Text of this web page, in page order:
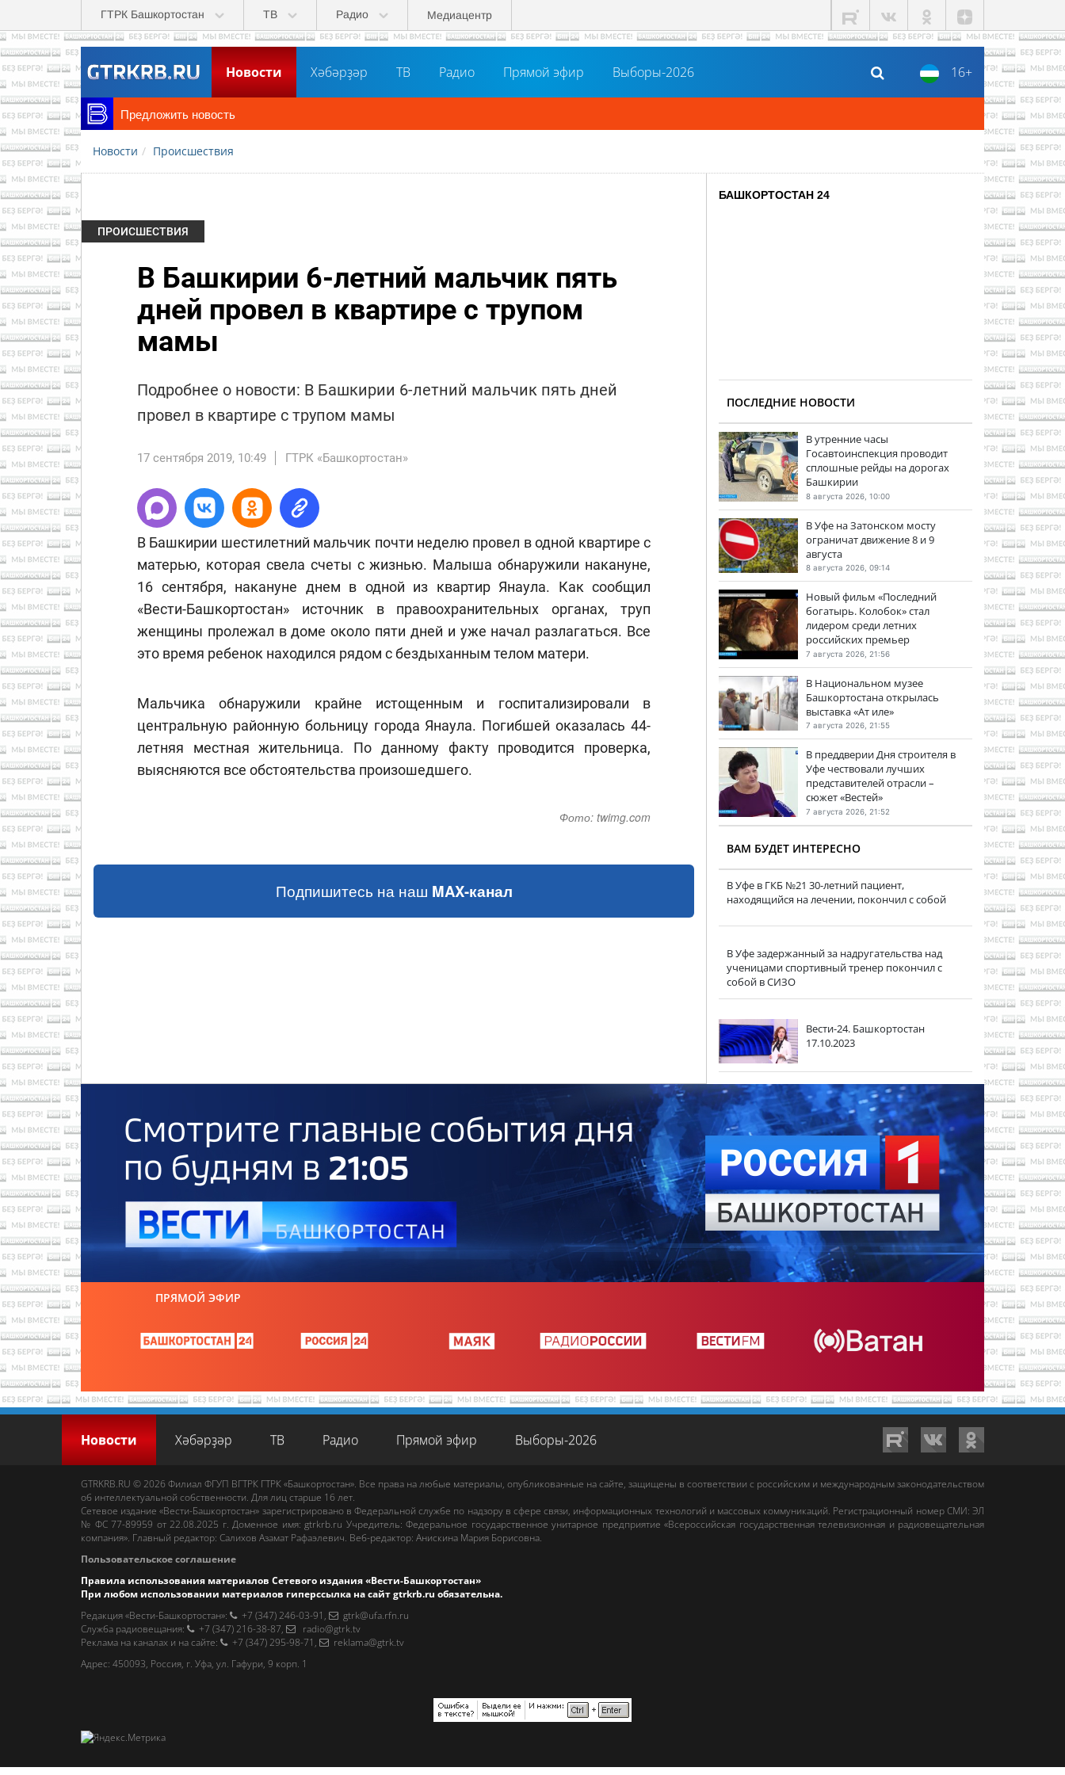
Перейти к основному содержанию
ГТРК Башкортостан ТВ Радио Медиацентр
16+
Новости Хәбәрҙәр ТВ Радио Прямой эфир Выборы-2026
Предложить новость
Новости Происшествия
ПРОИСШЕСТВИЯ
В Башкирии 6-летний мальчик пять
дней провел в квартире с трупом
мамы
Подробнее о новости: В Башкирии 6-летний мальчик пять дней
провел в квартире с трупом мамы
17 сентября 2019, 10:49 ГТРК «Башкортостан»
В Башкирии шестилетний мальчик почти неделю провел в одной квартире с
матерью, которая свела счеты с жизнью. Малыша обнаружили накануне,
16 сентября, накануне днем в одной из квартир Янаула. Как сообщил
«Вести-Башкортостан» источник в правоохранительных органах, труп
женщины пролежал в доме около пяти дней и уже начал разлагаться. Все
это время ребенок находился рядом с бездыханным телом матери.
Мальчика обнаружили крайне истощенным и госпитализировали в
центральную районную больницу города Янаула. Погибшей оказалась 44-
летняя местная жительница. По данному факту проводится проверка,
выясняются все обстоятельства произошедшего.
Фото: twimg.com
Подпишитесь на наш MAX-канал
БАШКОРТОСТАН 24
ПОСЛЕДНИЕ НОВОСТИ
В утренние часы
Госавтоинспекция проводит
сплошные рейды на дорогах
Башкирии
8 августа 2026, 10:00
В Уфе на Затонском мосту
ограничат движение 8 и 9
августа
8 августа 2026, 09:14
Новый фильм «Последний
богатырь. Колобок» стал
лидером среди летних
российских премьер
7 августа 2026, 21:56
В Национальном музее
Башкортостана открылась
выставка «Ат иле»
7 августа 2026, 21:55
В преддверии Дня строителя в
Уфе чествовали лучших
представителей отрасли –
сюжет «Вестей»
7 августа 2026, 21:52
ВАМ БУДЕТ ИНТЕРЕСНО
В Уфе в ГКБ №21 30-летний пациент,
находящийся на лечении, покончил с собой
В Уфе задержанный за надругательства над
ученицами спортивный тренер покончил с
собой в СИЗО
Вести-24. Башкортостан
17.10.2023
ПРЯМОЙ ЭФИР
Новости Хәбәрҙәр ТВ Радио Прямой эфир Выборы-2026
GTRKRB.RU © 2026 Филиал ФГУП ВГТРК ГТРК «Башкортостан». Все права на любые материалы, опубликованные на сайте, защищены в соответствии с российским и международным законодательством
об интеллектуальной собственности. Для лиц старше 16 лет.
Сетевое издание «Вести-Башкортостан» зарегистрировано в Федеральной службе по надзору в сфере связи, информационных технологий и массовых коммуникаций. Регистрационный номер СМИ: ЭЛ
№ ФС 77-89959 от 22.08.2025 г. Доменное имя:gtrkrb.ru Учредитель: Федеральное государственное унитарное предприятие «Всероссийская государственная телевизионная и радиовещательная
компания». Главный редактор: Салихов Азамат Рафаэлевич. Веб-редактор: Анискина Мария Борисовна.
Пользовательское соглашение
Правила использования материалов Сетевого издания «Вести-Башкортостан»
При любом использовании материалов гиперссылка на сайтgtrkrb.ru обязательна.
Редакция «Вести-Башкортостан»: +7 (347) 246-03-91 ,
gtrk@ufa.rfn.ru
Cлужба радиовещания: +7 (347) 216-38-87,
radio@gtrk.tv
Реклама на каналах и на сайте: +7 (347) 295-98-71 ,
reklama@gtrk.tv
Адрес: 450093, Россия, г. Уфа, ул. Гафури, 9 корп. 1